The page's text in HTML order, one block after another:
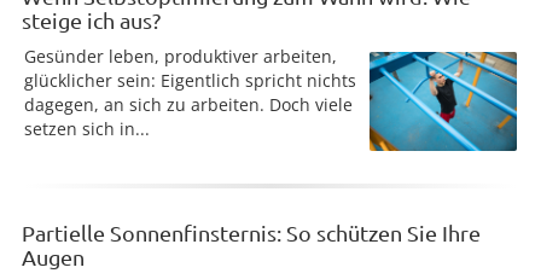
steige ich aus?
Gesünder leben, produktiver arbeiten,
glücklicher sein: Eigentlich spricht nichts
dagegen, an sich zu arbeiten. Doch viele
setzen sich in...
Partielle Sonnenfinsternis: So schützen Sie Ihre
Augen